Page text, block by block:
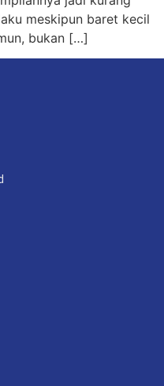
meskipun baret kecil
bukan […]